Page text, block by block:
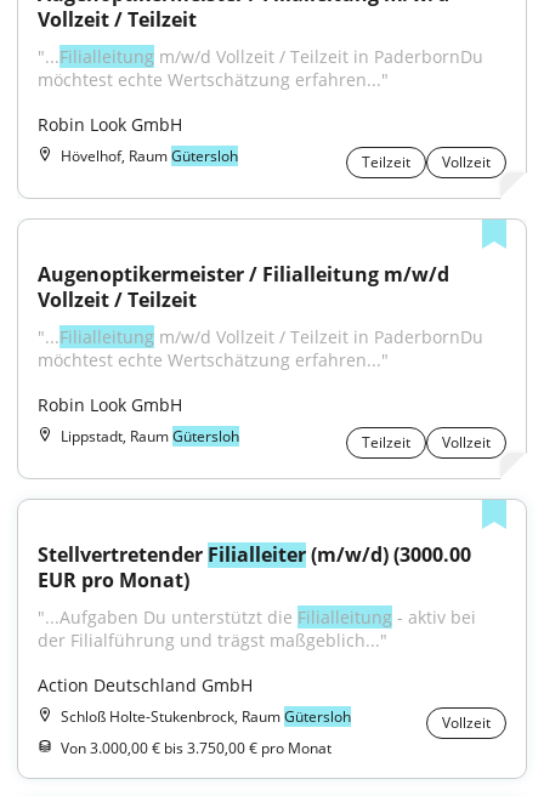
Vollzeit / Teilzeit
"...Filialleitung m/w/d Vollzeit / Teilzeit in PaderbornDu
möchtest echte Wertschätzung erfahren..."
Robin Look GmbH
Hövelhof, RaumGütersloh Teilzeit Vollzeit
Augenoptikermeister / Filialleitung m/w/d
Vollzeit / Teilzeit
"...Filialleitung m/w/d Vollzeit / Teilzeit in PaderbornDu
möchtest echte Wertschätzung erfahren..."
Robin Look GmbH
Lippstadt, RaumGütersloh Teilzeit Vollzeit
Stellvertretender Filialleiter (m/w/d) (3000.00
EUR pro Monat)
"...Aufgaben Du unterstützt die Filialleitung - aktiv bei
der Filialführung und trägst maßgeblich..."
Action Deutschland GmbH
Schloß Holte-Stukenbrock, RaumGütersloh
Vollzeit
Von 3.000,00 € bis 3.750,00 € pro Monat